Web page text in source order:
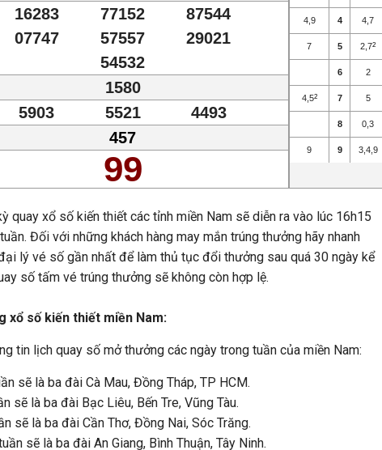
16283 77152
87544
07747
57557
29021
54532
1580
5903 5521 4493
457
99
4, 9 4 4 7
7 5 2 72
6 2
4, 52 7 5
8 0 3
9 9 3, 4, 9
quay xổ số kiến thiết các tỉnh miền Nam sẽ diễn ra vào lúc 16h15
Đối với những khách hàng may mắn trúng thưởng hãy nhanh
lý vé số gần nhất để làm thủ tục đổi thưởng sau quá 30 ngày kể
số tấm vé trúng thưởng sẽ không còn hợp lệ.
xổ số kiến thiết miền Nam:
tin lịch quay số mở thưởng các ngày trong tuần của miền Nam:
sẽ là ba đài Cà Mau, Đồng Tháp, TP HCM.
sẽ là ba đài Bạc Liêu, Bến Tre, Vũng Tàu.
sẽ là ba đài Cần Thơ, Đồng Nai, Sóc Trăng.
sẽ là ba đài An Giang, Bình Thuận, Tây Ninh.